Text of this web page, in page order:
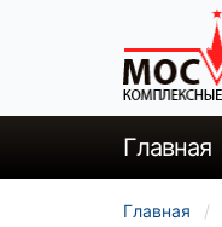
Главная
Главная